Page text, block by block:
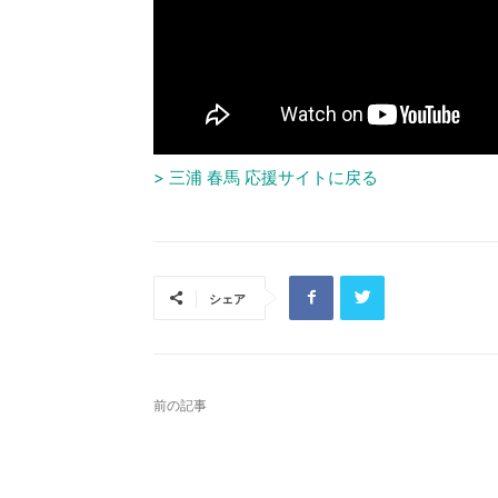
> 三浦 春馬 応援サイトに戻る
シェア
前の記事